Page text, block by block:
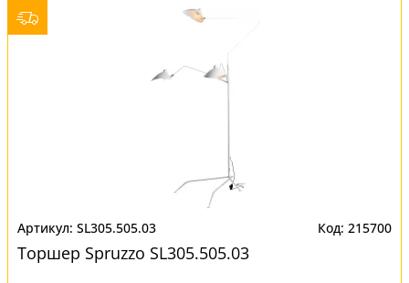
SL305.505.03 215700
Торшер Spruzzo SL305.505.03